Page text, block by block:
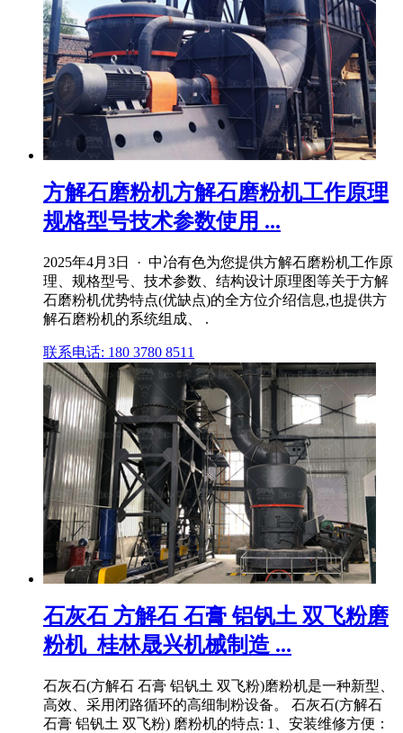
方解石磨粉机方解石磨粉机工作原理
规格型号技术参数使用 ...
2025年4月3日 · 中冶有色为您提供方解石磨粉机工作原
理、规格型号、技术参数、结构设计原理图等关于方解
石磨粉机优势特点(优缺点)的全方位介绍信息,也提供方
解石磨粉机的系统组成、 .
联系电话: 180 3780 8511
石灰石 方解石 石膏 铝钒土 双飞粉磨
粉机_桂林晟兴机械制造 ...
石灰石(方解石 石膏 铝钒土 双飞粉)磨粉机是一种新型、
高效、采用闭路循环的高细制粉设备。 石灰石(方解石
石膏 铝钒土 双飞粉) 磨粉机的特点: 1、安装维修方便：